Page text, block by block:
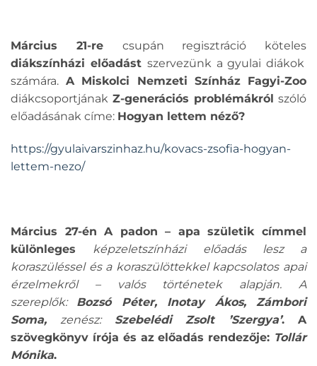
Március 21-re csupán regisztráció köteles
diákszínházi előadást szervezünk a gyulai diákok
számára. A Miskolci Nemzeti Színház Fagyi-Zoo
diákcsoportjának Z-generációs problémákról szóló
előadásának címe: Hogyan lettem néző?
https://gyulaivarszinhaz.hu/kovacs-zsofia-hogyan-
lettem-nezo/
Március 27-én A padon – apa születik címmel
különleges képzeletszínházi előadás lesz a
koraszüléssel és a koraszülöttekkel kapcsolatos apai
érzelmekről– valós történetek alapján. A
szereplők:
Bozsó Péter, Inotay Ákos, Zámbori
Soma, zenész: Szebelédi Zsolt ’Szergya’. A
szövegkönyv írója és az előadás rendezője: Tollár
Mónika.